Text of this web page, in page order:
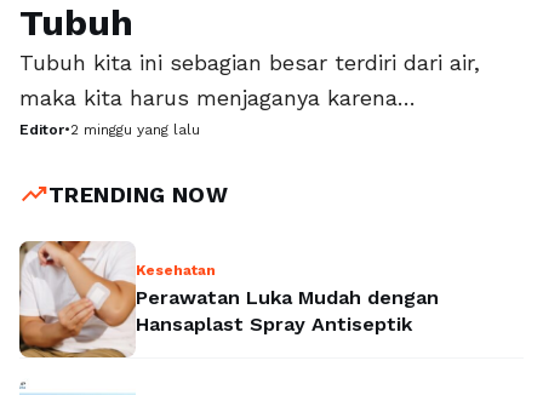
Tubuh
Tubuh kita ini sebagian besar terdiri dari air,
maka kita harus menjaganya karena
keseimbangan cairan menjadi salah satu kunci
air putih, sekarang ini banyak orang mengenal
istilah ion water sebagai minuman yang
membantu memenuhi kebutuhan cairan
sekaligus menggantikan ion tubuh yang hilang
setelah beraktivitas. Tak heran jika banyak …
Baca Selengkapnya
Editor•2 minggu yang lalu
trending_upTRENDING NOW
Kesehatan
Perawatan Luka Mudah dengan
Hansaplast Spray Antiseptik